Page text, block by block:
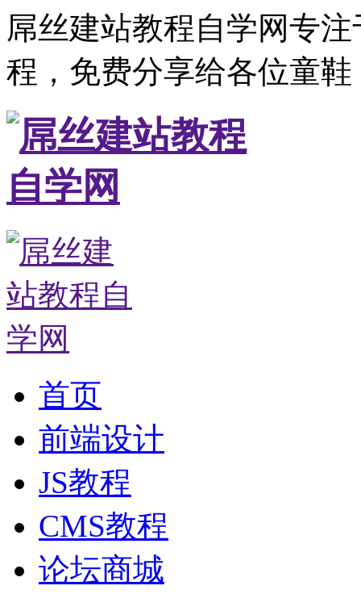
屌丝建站教程自学网专
程，免费分享给各位童
首页
前端设计
JS教程
CMS教程
论坛商城